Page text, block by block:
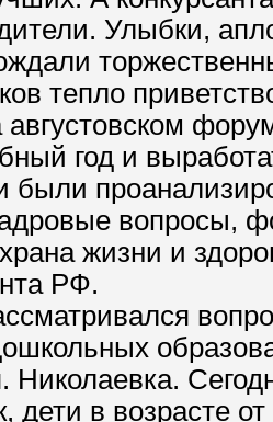
Улыбки,
тепло
год и
были
вопросы,
жизни и
РФ.
Николаевка.
дети в возрасте